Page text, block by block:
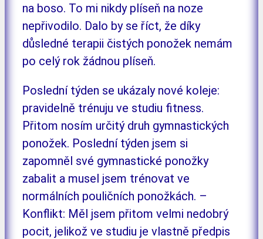
na boso. To mi nikdy plíseň na noze
nepřivodilo. Dalo by se říct, že díky
důsledné terapii čistých ponožek nemám
po celý rok žádnou plíseň.
Poslední týden se ukázaly nové koleje:
pravidelně trénuju ve studiu fitness.
Přitom nosím určitý druh gymnastických
ponožek. Poslední týden jsem si
zapomněl své gymnastické ponožky
zabalit a musel jsem trénovat ve
normálních pouličních ponožkách. –
Konflikt: Měl jsem přitom velmi nedobrý
pocit, jelikož ve studiu je vlastně předpis